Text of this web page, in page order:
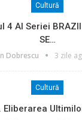
Cultură
4 Al Seriei BRAZII
SE…
Dobrescu 3 zile
Cultură
Eliberarea